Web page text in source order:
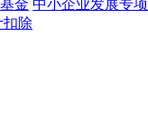
金 中小企业发展专项
扣除